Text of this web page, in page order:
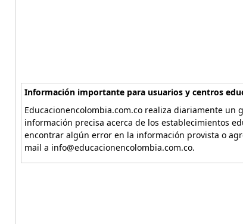
Información importante para usuarios y centros
Educacionencolombia.com.co realiza diariamente
información precisa acerca de los establecimientos
encontrar algún error en la información provista o
mail a info@educacionencolombia.com.co.